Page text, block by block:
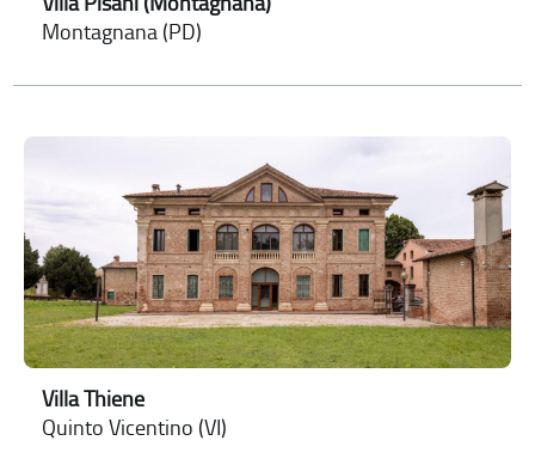
Montagnana (PD)
Villa Thiene
Quinto Vicentino (VI)